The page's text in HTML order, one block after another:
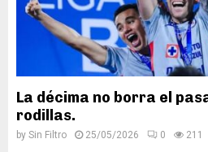
La décima no borra el
rodillas.
by Sin Filtro 25/05/2026 0 211